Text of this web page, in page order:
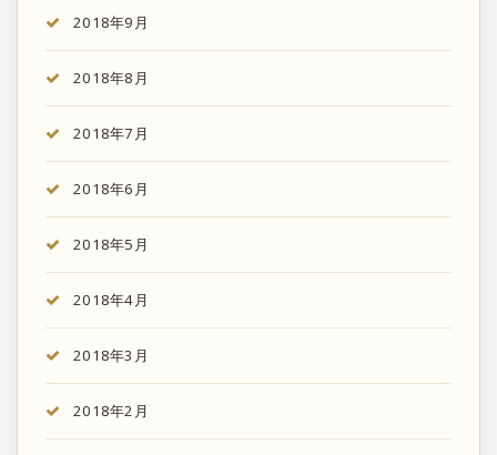
2018年9月
2018年8月
2018年7月
2018年6月
2018年5月
2018年4月
2018年3月
2018年2月